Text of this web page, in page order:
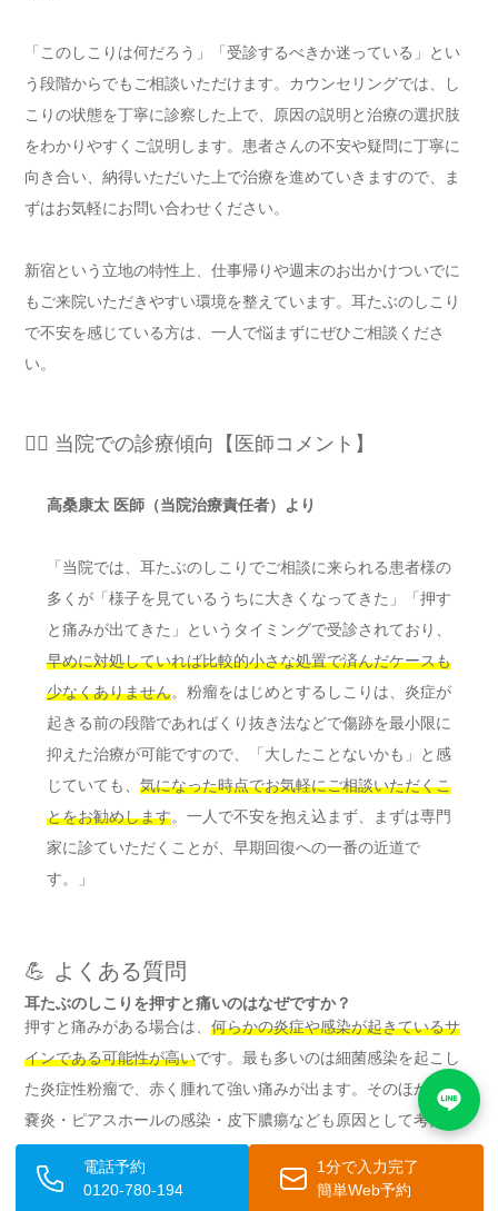
「このしこりは何だろう」「受診するべきか迷っている」とい
う段階からでもご相談いただけます。カウンセリングでは、し
こりの状態を丁寧に診察した上で、原因の説明と治療の選択肢
をわかりやすくご説明します。患者さんの不安や疑問に丁寧に
向き合い、納得いただいた上で治療を進めていきますので、ま
ずはお気軽にお問い合わせください。
新宿という立地の特性上、仕事帰りや週末のお出かけついでに
もご来院いただきやすい環境を整えています。耳たぶのしこり
で不安を感じている方は、一人で悩まずにぜひご相談くださ
い。
👨‍⚕️ 当院での診療傾向【医師コメント】
高桑康太 医師（当院治療責任者）より
「当院では、耳たぶのしこりでご相談に来られる患者様の
多くが「様子を見ているうちに大きくなってきた」「押す
と痛みが出てきた」というタイミングで受診されており、
早めに対処していれば比較的小さな処置で済んだケースも
少なくありません。粉瘤をはじめとするしこりは、炎症が
起きる前の段階であればくり抜き法などで傷跡を最小限に
抑えた治療が可能ですので、「大したことないかも」と感
じていても、 気になった時点でお気軽にご相談いただくこ
とをお勧めします。一人で不安を抱え込まず、まずは専門
家に診ていただくことが、早期回復への一番の近道で
す。」
💪 よくある質問
耳たぶのしこりを押すと痛いのはなぜですか？
押すと痛みがある場合は、 何らかの炎症や感染が起きているサ
インである可能性が高いです。最も多いのは細菌感染を起こし
た炎症性粉瘤で、赤く腫れて強い痛みが出ます。そのほか、毛
嚢炎・ピアスホールの感染・皮下膿瘍なども原因として考えら
電話予約
0120-780-194
1分で入力完了
簡単Web予約